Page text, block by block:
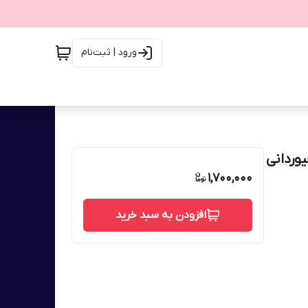
ورود | ثبت‌نام
بیشتر جیوردانی
1,700,000
افزودن به سبد خرید